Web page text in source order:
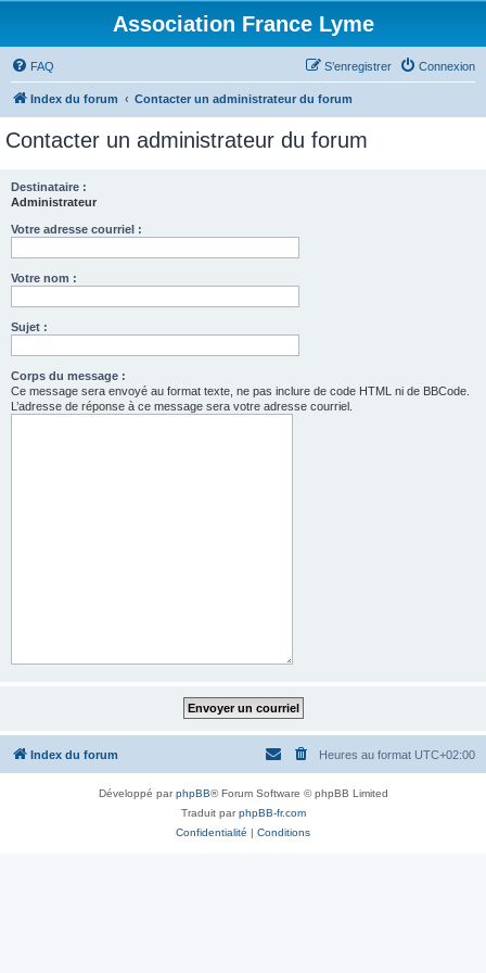
Association France Lyme
FAQ Connexion
S’enregistrer
Index du forum Contacter un administrateur du forum
Contacter un administrateur du forum
Destinataire :
Administrateur
Votre adresse courriel :
Votre nom :
Sujet :
Corps du message :
Ce message sera envoyé au format texte, ne pas inclure de code HTML ni de BBCode.
L’adresse de réponse à ce message sera votre adresse courriel.
Index du forum Heures au format UTC+02:00
Développé parphpBB® Forum Software © phpBB Limited
Traduit parphpBB-fr.com
Confidentialité | Conditions